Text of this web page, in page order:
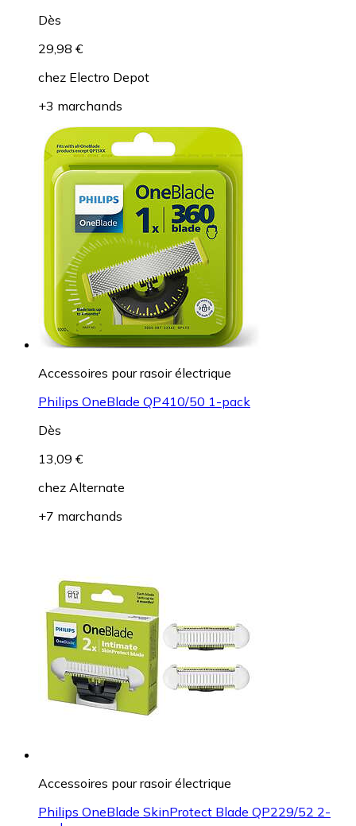
Dès
29,98 €
chez Electro Depot
+3 marchands
Accessoires pour rasoir électrique
Philips OneBlade QP410/50 1-pack
Dès
13,09 €
chez Alternate
+7 marchands
Accessoires pour rasoir électrique
Philips OneBlade SkinProtect Blade QP229/52 2-